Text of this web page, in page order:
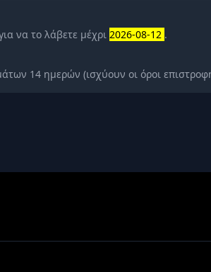
να το λάβετε μέχρι 2026-08-12 .
14 ημερών (ισχύουν οι όροι